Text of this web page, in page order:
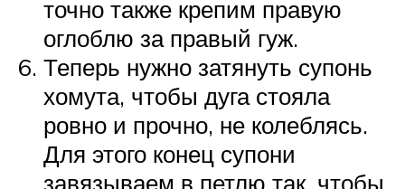
точно также крепим правую
оглоблю за правый гуж.
Теперь нужно затянуть супонь
хомута, чтобы дуга стояла
ровно и прочно, не колеблясь.
Для этого конец супони
завязываем в петлю так, чтобы